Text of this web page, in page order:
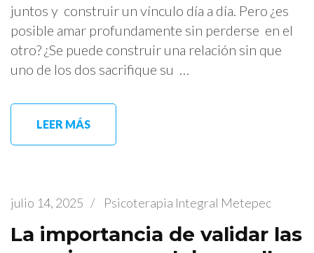
juntos y construir un vínculo día a día. Pero ¿es
posible amar profundamente sin perderse en el
otro? ¿Se puede construir una relación sin que
uno de los dos sacrifique su …
LEER MÁS
julio 14, 2025 / Psicoterapia Integral Metepec
La importancia de validar las